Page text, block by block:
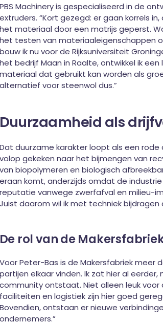
PBS Machinery is gespecialiseerd in de
extruders. “Kort gezegd: er gaan korrels
het materiaal door een matrijs geperst.
het testen van materiaaleigenschappen
bouw ik nu voor de Rijksuniversiteit
het bedrijf Maan in Raalte, ontwikkel ik
materiaal dat gebruikt kan worden als
alternatief voor steenwol dus.”
Duurzaamheid als
Dat duurzame karakter loopt als een rode
volop gekeken naar het bijmengen van
van biopolymeren en biologisch
eraan komt, anderzijds omdat de
reputatie vanwege zwerfafval en milieu-
Juist daarom wil ik met techniek bijdragen
De rol van de
Voor Peter-Bas is de Makersfabriek meer
partijen elkaar vinden. Ik zat hier al
community ontstaat. Niet alleen leuk voor
faciliteiten en logistiek zijn hier goed
Bovendien, ontstaan er nieuwe
ondernemers.”